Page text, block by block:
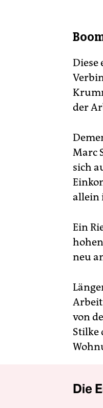
Diese
der
Marc
sich
allein
Ein
neu
von
Stilke
Die